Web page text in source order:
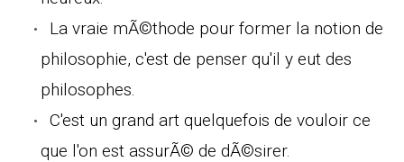
La vraie mÃ©thode pour former la notion de
philosophie, c'est de penser qu'il y eut des
philosophes.
C'est un grand art quelquefois de vouloir ce
que l'on est assurÃ© de dÃ©sirer.